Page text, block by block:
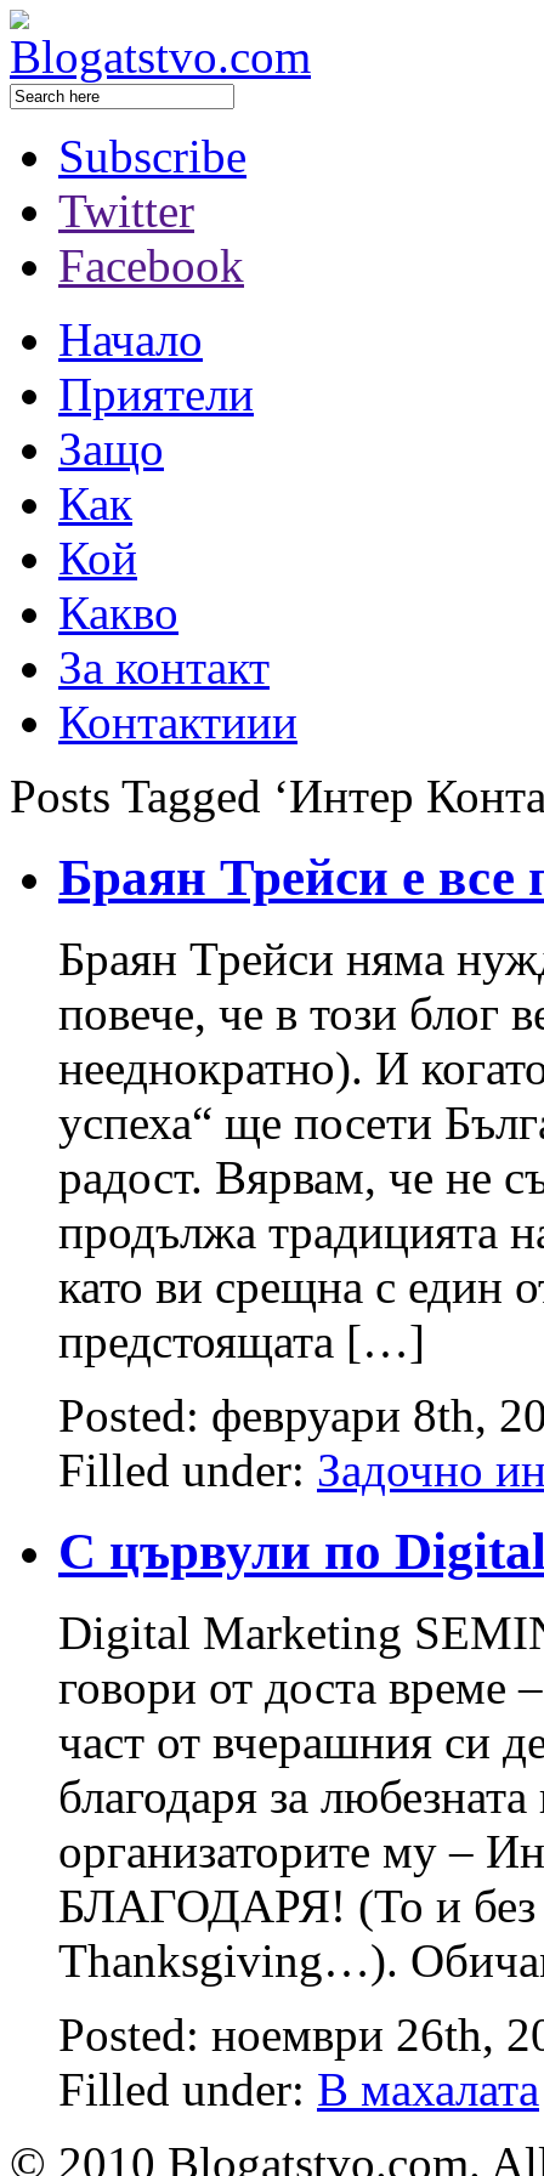
Subscribe
Twitter
Facebook
Начало
Приятели
Защо
Как
Кой
Какво
За контакт
Контактиии
Posts Tagged ‘Интер
Браян Трейси е все
Браян Трейси няма
повече, че в този блог
нееднократно). И
успеха“ ще посети
радост. Вярвам, че не
продължа традицията
като ви срещна с един
предстоящата […]
Posted: февруари 8th,
Filled under: Задочно
С цървули по
Digital Marketing
говори от доста време
част от вчерашния си
благодаря за
организаторите му –
БЛАГОДАРЯ! (То и без
Thanksgiving…).
Posted: ноември 26th,
Filled under: В махалата
© 2010 Blogatstvo.com.